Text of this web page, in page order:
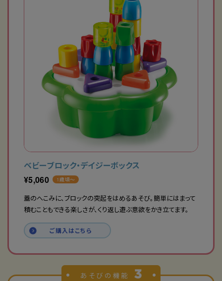
ベビーブロック・デイジーボックス
¥5,060 1歳頃〜
蓋のへこみに、ブロックの突起をはめるあそび。簡単にはまって
積むこともできる楽しさが、くり返し遊ぶ意欲をかき立てます。
ご購入はこちら
あそびの機能